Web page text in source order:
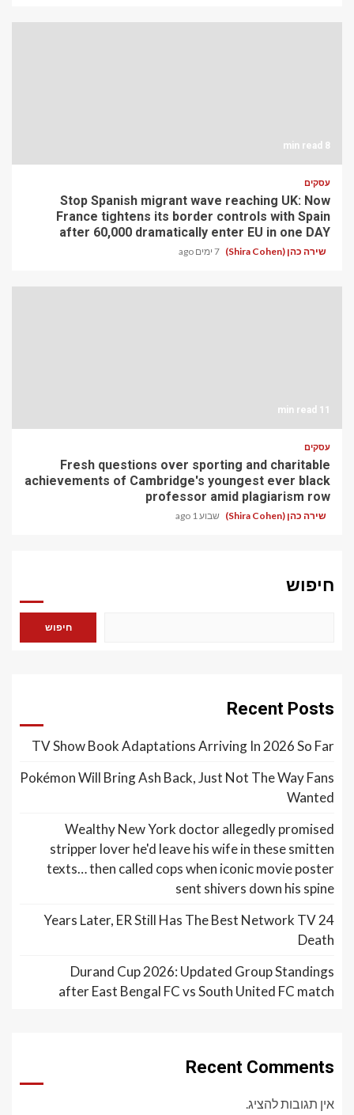
8 min read
עסקים
Stop Spanish migrant wave reaching UK: Now
France tightens its border controls with Spain
after 60,000 dramatically enter EU in one DAY
שירה כהן (Shira Cohen) 7 ימים ago
11 min read
עסקים
Fresh questions over sporting and charitable
achievements of Cambridge's youngest ever black
professor amid plagiarism row
שירה כהן (Shira Cohen) שבוע 1 ago
חיפוש
חיפוש
Recent Posts
TV Show Book Adaptations Arriving In 2026 So Far
Pokémon Will Bring Ash Back, Just Not The Way Fans
Wanted
Wealthy New York doctor allegedly promised
stripper lover he'd leave his wife in these smitten
texts… then called cops when iconic movie poster
sent shivers down his spine
24 Years Later, ER Still Has The Best Network TV
Death
Durand Cup 2026: Updated Group Standings
after East Bengal FC vs South United FC match
Recent Comments
אין תגובות להציג.